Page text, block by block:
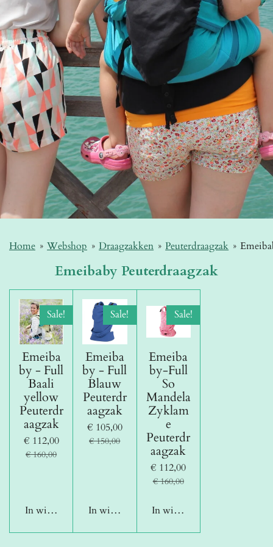
Home » Webshop » Draagzakken » Peuterdraagzak »
Emeibaby Peuterdraagzak
Sale!
Emeiba
by - Full
Baali
yellow
Peuterdr
aagzak
€ 112,00
€ 160,00
In winkelwagen
Sale!
Emeiba
by - Full
Blauw
Peuterdr
aagzak
€ 105,00
€ 150,00
In winkelwagen
Sale!
Emeiba
by-Full
So
Mandela
Zyklam
e
Peuterdr
aagzak
€ 112,00
€ 160,00
In winkelwagen